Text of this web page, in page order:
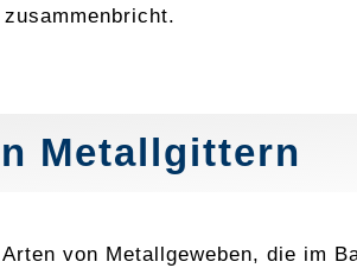
Metallgittern
von Metallgeweben, die im